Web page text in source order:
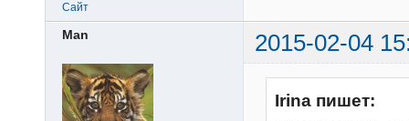
Сайт
Man 2015-02-04
Irina пишет: